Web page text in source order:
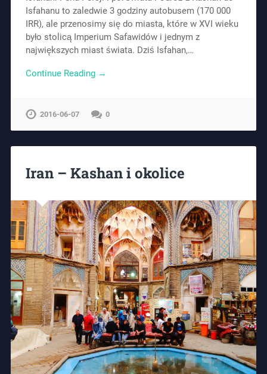
Isfahanu to zaledwie 3 godziny autobusem (170 000
IRR), ale przenosimy się do miasta, które w XVI wieku
było stolicą Imperium Safawidów i jednym z
największych miast świata. Dziś Isfahan,…
Continue Reading →
2016-06-07 0
Iran – Kashan i okolice